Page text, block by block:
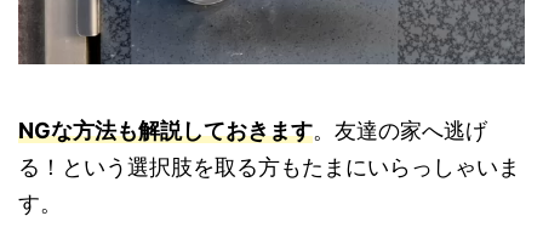
NGな方法も解説しておきます。友達の家へ逃げ
る！という選択肢を取る方もたまにいらっしゃいま
す。